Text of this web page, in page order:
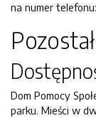
na numer
Dom Pomocy
parku. Mieści w